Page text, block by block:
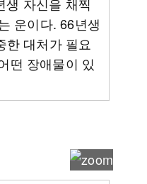
운이다. 66년생
한 대처가 필요
떤 장애물이 있